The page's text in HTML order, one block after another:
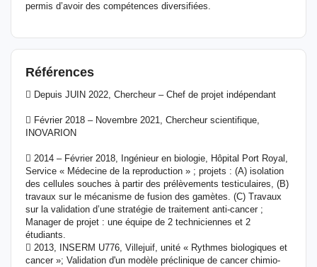
permis d’avoir des compétences diversifiées.
Références
 Depuis JUIN 2022, Chercheur – Chef de projet indépendant
 Février 2018 – Novembre 2021, Chercheur scientifique,
INOVARION
 2014 – Février 2018, Ingénieur en biologie, Hôpital Port Royal,
Service « Médecine de la reproduction » ; projets : (A) isolation
des cellules souches à partir des prélèvements testiculaires, (B)
travaux sur le mécanisme de fusion des gamètes. (C) Travaux
sur la validation d’une stratégie de traitement anti-cancer ;
Manager de projet : une équipe de 2 techniciennes et 2
étudiants.
 2013, INSERM U776, Villejuif, unité « Rythmes biologiques et
cancer »; Validation d'un modèle préclinique de cancer chimio-